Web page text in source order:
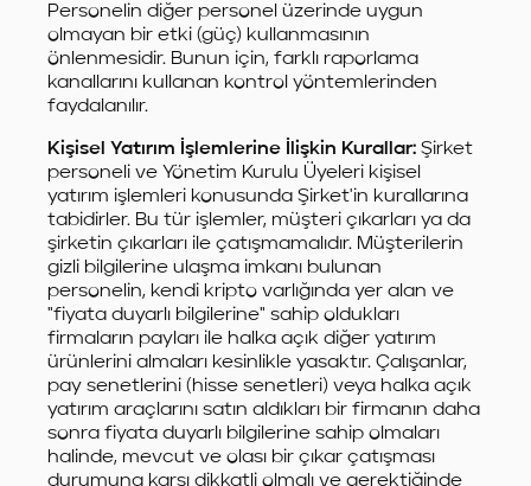
Personelin diğer personel üzerinde uygun
olmayan bir etki (güç) kullanmasının
önlenmesidir. Bunun için, farklı raporlama
kanallarını kullanan kontrol yöntemlerinden
faydalanılır.
Kişisel Yatırım İşlemlerine İlişkin Kurallar: Şirket
personeli ve Yönetim Kurulu Üyeleri kişisel
yatırım işlemleri konusunda Şirket'in kurallarına
tabidirler. Bu tür işlemler, müşteri çıkarları ya da
şirketin çıkarları ile çatışmamalıdır. Müşterilerin
gizli bilgilerine ulaşma imkanı bulunan
personelin, kendi kripto varlığında yer alan ve
"fiyata duyarlı bilgilerine" sahip oldukları
firmaların payları ile halka açık diğer yatırım
ürünlerini almaları kesinlikle yasaktır. Çalışanlar,
pay senetlerini (hisse senetleri) veya halka açık
yatırım araçlarını satın aldıkları bir firmanın daha
sonra fiyata duyarlı bilgilerine sahip olmaları
halinde, mevcut ve olası bir çıkar çatışması
durumuna karşı dikkatli olmalı ve gerektiğinde